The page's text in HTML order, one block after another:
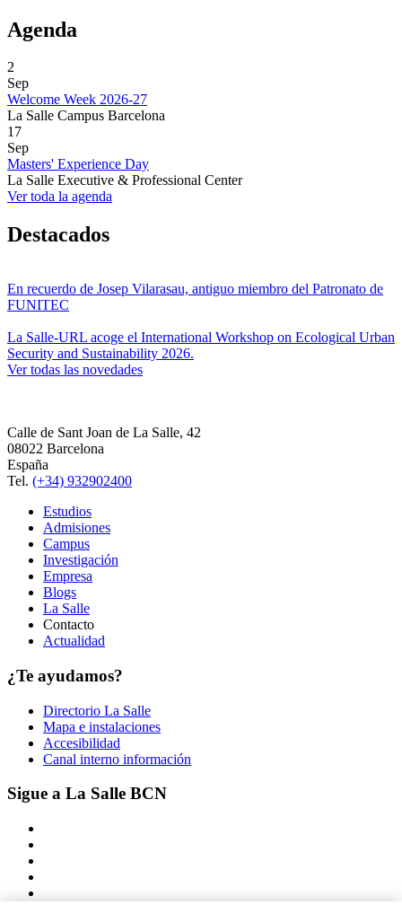
Agenda
2
Sep
Welcome Week 2026-27
La Salle Campus Barcelona
17
Sep
Masters' Experience Day
La Salle Executive & Professional Center
Ver toda la agenda
Destacados
En recuerdo de Josep Vilarasau, antiguo miembro del Patronato de
FUNITEC
La Salle-URL acoge el International Workshop on Ecological Urban
Security and Sustainability 2026.
Ver todas las novedades
Calle de Sant Joan de La Salle, 42
08022 Barcelona
España
Tel. (+34) 932902400
Estudios
Admisiones
Campus
Investigación
Empresa
Blogs
La Salle
Contacto
Actualidad
¿Te ayudamos?
Directorio La Salle
Mapa e instalaciones
Accesibilidad
Canal interno información
Sigue a La Salle BCN